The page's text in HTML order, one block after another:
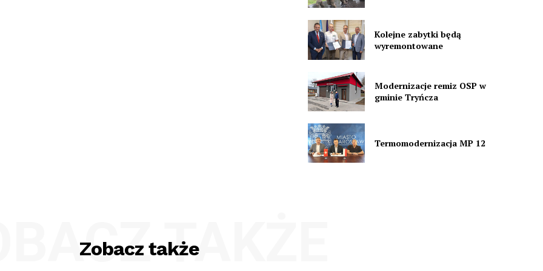
Kolejne zabytki będą
wyremontowane
Modernizacje remiz OSP w
gminie Tryńcza
Termomodernizacja MP 12
Zobacz takżeTAKŻE